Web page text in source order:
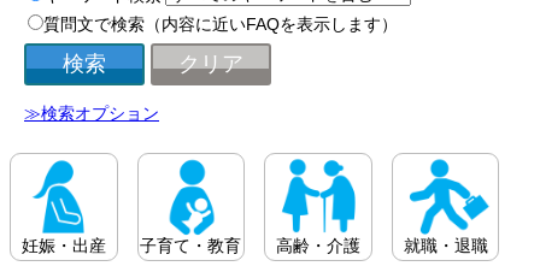
質問文で検索（内容に近いFAQを表示します）
≫検索オプション
妊娠・出産 子育て・教育 高齢・介護 就職・退職